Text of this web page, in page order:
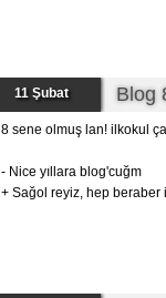
11 Şubat Blog
8 sene olmuş lan! ilkokul
- Nice yıllara blog'cuğm
+ Sağol reyiz, hep beraber